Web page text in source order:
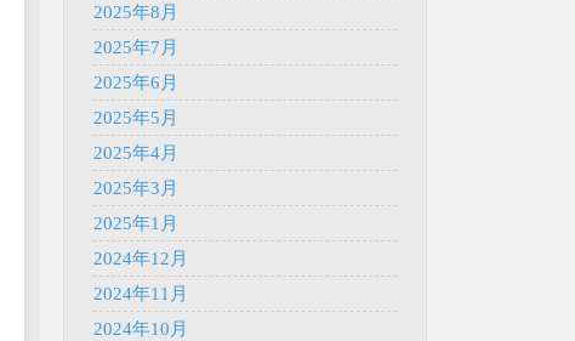
2025年8月
2025年7月
2025年6月
2025年5月
2025年4月
2025年3月
2025年1月
2024年12月
2024年11月
2024年10月